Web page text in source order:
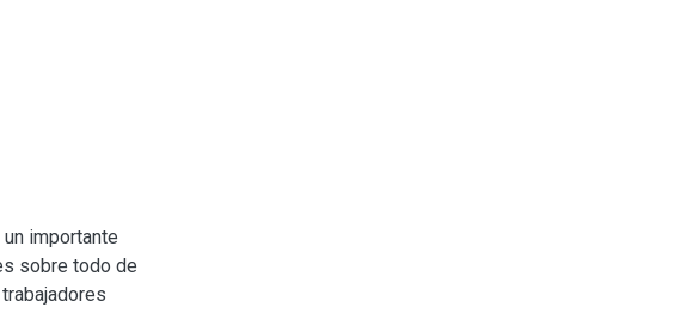
is
with
importante
sobre todo de
bananeras